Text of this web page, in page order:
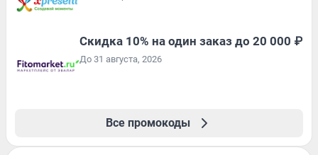
Скидка 10% на один заказ до 20 000 ₽
До 31 августа, 2026
Все промокоды